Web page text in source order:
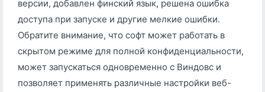
версии, добавлен финский язык, решена ошибка
доступа при запуске и другие мелкие ошибки.
Обратите внимание, что софт может работать в
скрытом режиме для полной конфиденциальности,
может запускаться одновременно с Виндовс и
позволяет применять различные настройки веб-